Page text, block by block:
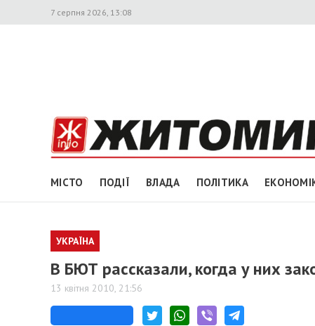
7 серпня 2026, 13:08
МІСТО ПОДІЇ ВЛАДА ПОЛІТИКА
УКРАЇНА
В БЮТ рассказали, когда у них
13 квітня 2010, 21:56